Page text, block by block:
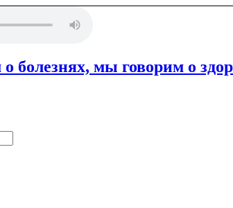
болезнях, мы говорим о